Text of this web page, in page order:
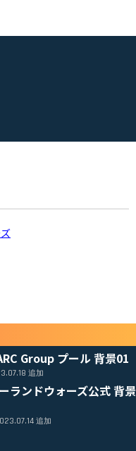
Group プール 背景01
追加
ランドウォーズ公式 背景
追加